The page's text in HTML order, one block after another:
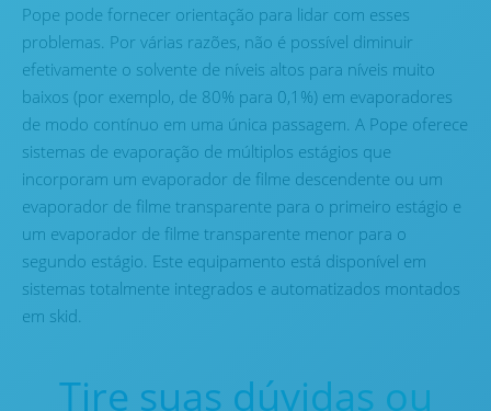
Pope pode fornecer orientação para lidar com esses
problemas. Por várias razões, não é possível diminuir
efetivamente o solvente de níveis altos para níveis muito
baixos (por exemplo, de 80% para 0,1%) em evaporadores
de modo contínuo em uma única passagem. A Pope oferece
sistemas de evaporação de múltiplos estágios que
incorporam um evaporador de filme descendente ou um
evaporador de filme transparente para o primeiro estágio e
um evaporador de filme transparente menor para o
segundo estágio. Este equipamento está disponível em
sistemas totalmente integrados e automatizados montados
em skid.
Tire suas dúvidas ou